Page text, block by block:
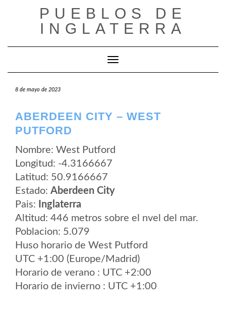
PUEBLOS DE
INGLATERRA
Cambiar modo de navegación
8 de mayo de 2023
ABERDEEN CITY – WEST
PUTFORD
Nombre: West Putford
Longitud: -4.3166667
Latitud: 50.9166667
Estado: Aberdeen City
Pais:
Inglaterra
Altitud: 446 metros sobre el nvel del mar.
Poblacion: 5.079
Huso horario de West Putford
UTC +1:00 (Europe/Madrid)
Horario de verano : UTC +2:00
Horario de invierno : UTC +1:00